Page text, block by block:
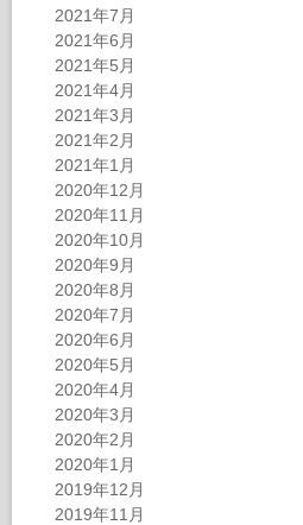
2021年7月
2021年6月
2021年5月
2021年4月
2021年3月
2021年2月
2021年1月
2020年12月
2020年11月
2020年10月
2020年9月
2020年8月
2020年7月
2020年6月
2020年5月
2020年4月
2020年3月
2020年2月
2020年1月
2019年12月
2019年11月